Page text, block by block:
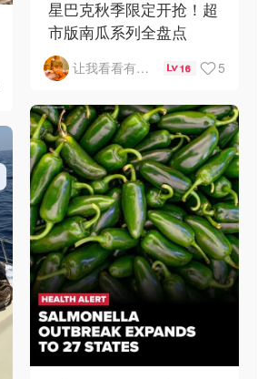
星巴克秋季限定开抢！超
市版南瓜系列全盘点
让我看看有啥好吃的 16 5